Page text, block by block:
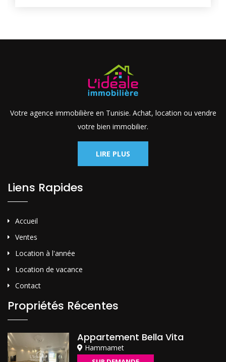
Votre agence immobilière en Tunisie. Achat, location ou vendre
votre bien immobilier.
LIRE PLUS
Liens Rapides
Accueil
Ventes
Location à l'année
Location de vacance
Contact
Propriétés Récentes
Appartement Bella Vita
Hammamet